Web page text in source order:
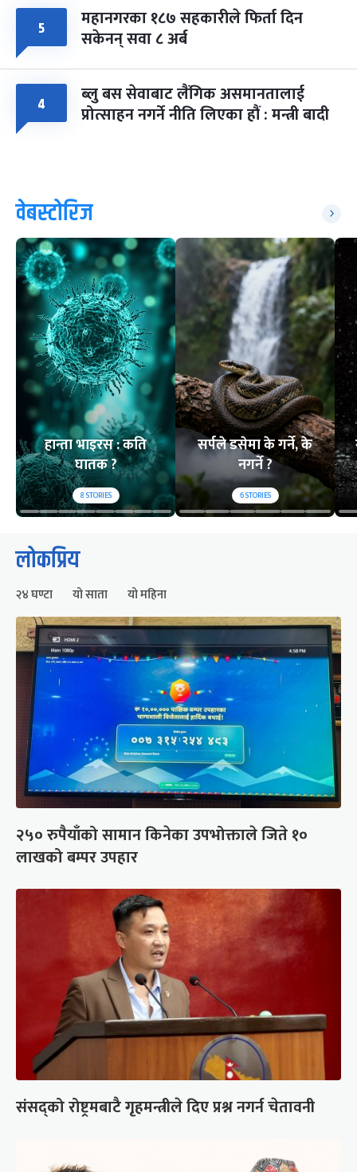
५ महानगरका १८७ सहकारीले फिर्ता दिन
सकेनन् सवा ८ अर्ब
४ ब्लु बस सेवाबाट लैंगिक असमानतालाई
प्रोत्साहन नगर्ने नीति लिएका हौं : मन्त्री बादी
वेबस्टोरिज
हान्ता भाइरस : कति
घातक ?
8STORIES
सर्पले डसेमा के गर्ने, के
नगर्ने ?
6STORIES
लोकप्रिय
२४ घण्टा यो साता यो महिना
२५० रुपैयाँको सामान किनेका उपभोक्ताले जिते १०
लाखको बम्पर उपहार
संसद्को रोष्ट्रमबाटै गृहमन्त्रीले दिए प्रश्न नगर्न चेतावनी